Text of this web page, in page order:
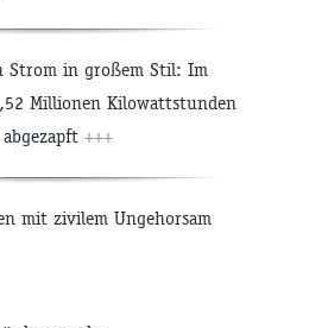
Strom in großem Stil: Im
Millionen Kilowattstunden
+++
mit zivilem Ungehorsam